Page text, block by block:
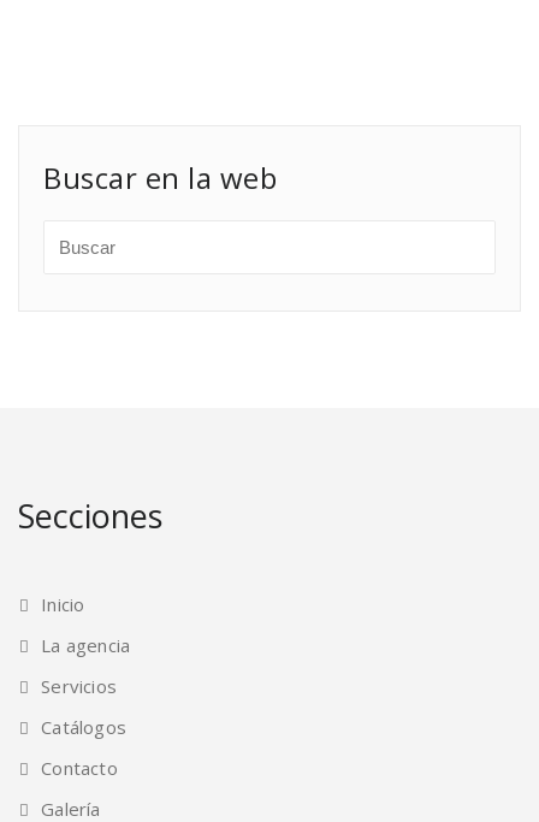
Buscar en la web
Secciones
Inicio
La agencia
Servicios
Catálogos
Contacto
Galería